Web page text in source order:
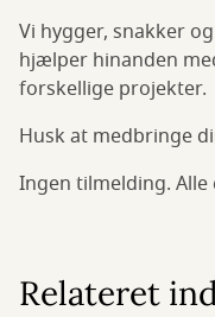
Vi hygger, snakker
hjælper hinanden
forskellige projekter.
Husk at medbringe
Ingen tilmelding. Alle
Relateret